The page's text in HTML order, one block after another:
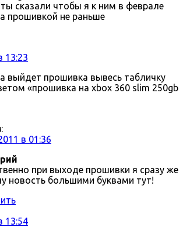
сказали чтобы я к ним в феврале
прошивкой не раньше
13:23
выйдет прошивка вывесь табличку
«прошивка на xbox 360 slim 250gb
:
в 01:36
при выходе прошивки я сразу же
новость большими буквами тут!
13:54